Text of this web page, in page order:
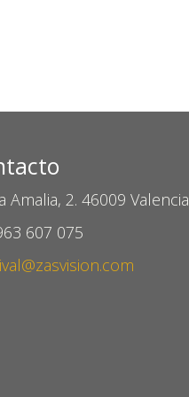
Amalia, 2. 46009 Valencia
607 075